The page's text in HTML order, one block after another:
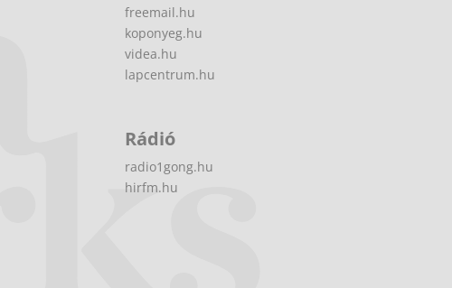
freemail.hu
koponyeg.hu
videa.hu
lapcentrum.hu
Rádió
radio1gong.hu
hirfm.hu